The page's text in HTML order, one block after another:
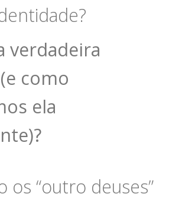
verdadeira
como
ela
os “outro deuses”